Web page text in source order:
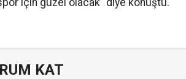
için güzel olacak" diye konuştu.
KAT